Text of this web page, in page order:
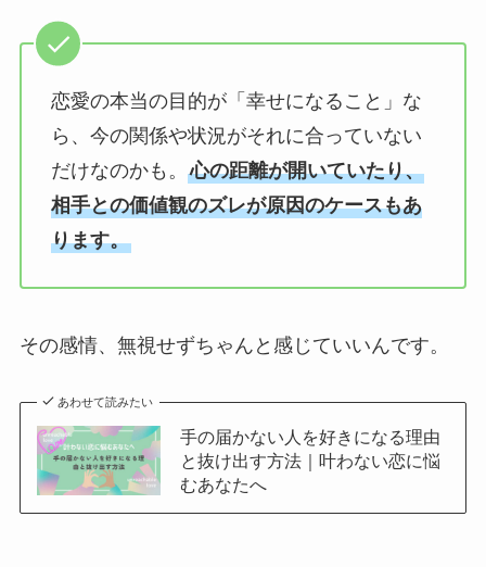
恋愛の本当の目的が「幸せになること」な
ら、今の関係や状況がそれに合っていない
だけなのかも。 心の距離が開いていたり、
相手との価値観のズレが原因のケースもあ
ります。
その感情、無視せずちゃんと感じていいんです。
あわせて読みたい
手の届かない人を好きになる理由
と抜け出す方法｜叶わない恋に悩
むあなたへ